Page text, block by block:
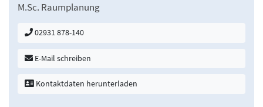
M.Sc. Raumplanung
02931 878-140
E-Mail schreiben
Kontaktdaten herunterladen